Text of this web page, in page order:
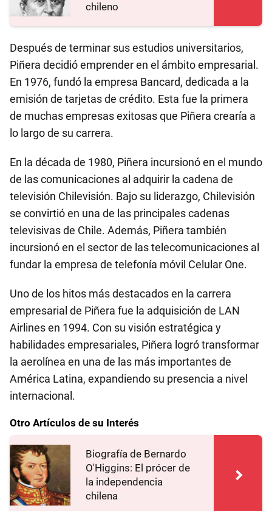
chileno
Después de terminar sus estudios universitarios,
Piñera decidió emprender en el ámbito empresarial.
En 1976, fundó la empresa Bancard, dedicada a la
emisión de tarjetas de crédito. Esta fue la primera
de muchas empresas exitosas que Piñera crearía a
lo largo de su carrera.
En la década de 1980, Piñera incursionó en el mundo
de las comunicaciones al adquirir la cadena de
televisión Chilevisión. Bajo su liderazgo, Chilevisión
se convirtió en una de las principales cadenas
televisivas de Chile. Además, Piñera también
incursionó en el sector de las telecomunicaciones al
fundar la empresa de telefonía móvil Celular One.
Uno de los hitos más destacados en la carrera
empresarial de Piñera fue la adquisición de LAN
Airlines en 1994. Con su visión estratégica y
habilidades empresariales, Piñera logró transformar
la aerolínea en una de las más importantes de
América Latina, expandiendo su presencia a nivel
internacional.
Otro Artículos de su Interés
Biografía de Bernardo
O'Higgins: El prócer de
la independencia
chilena